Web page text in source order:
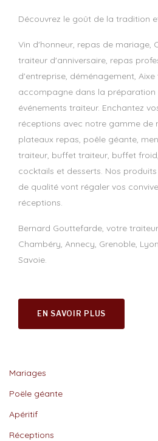
Découvrez le goût de la tradition
Vin d'honneur, repas de mariage,
traiteur d'anniversaire, repas
d'entreprise, déménagement,
accompagne dans la préparation
événements traiteur. Enchantez
réceptions avec notre gamme de
plateaux repas, poêle géante,
traiteur, buffet traiteur, buffet
cocktails et desserts. Nos
de qualité vont régaler vos
réceptions.
Bernard Gouttefarde, votre traiteur
Chambéry, Annecy, Grenoble,
Savoie.
EN SAVOIR PLUS
Mariages
Poële géante
Apéritif
Réceptions